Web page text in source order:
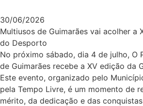
30/06/2026
Multiusos de Guimarães vai acolher a
do Desporto
No próximo sábado, dia 4 de julho, O
de Guimarães recebe a XV edição da
Este evento, organizado pelo
pela Tempo Livre, é um momento de
mérito, da dedicação e das